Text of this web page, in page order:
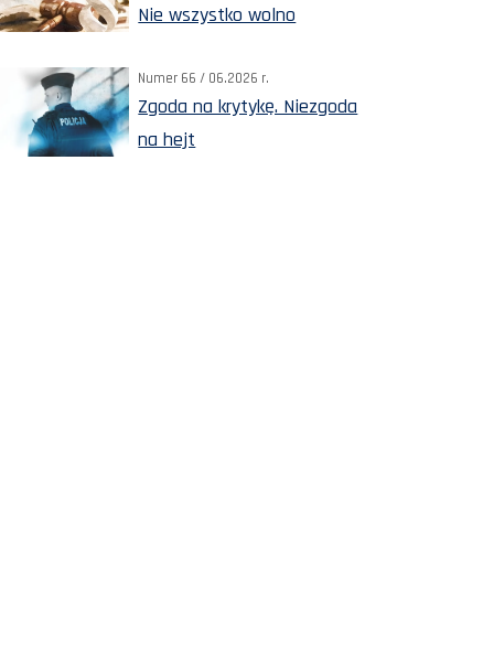
Nie wszystko wolno
Numer 66 / 06.2026 r.
Zgoda na krytykę. Niezgoda
na hejt